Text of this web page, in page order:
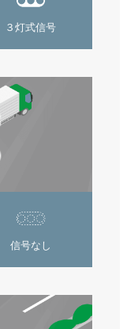
３灯式信号
信号なし